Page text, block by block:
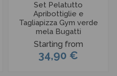
Set Pelatutto
Apribottiglie e
Tagliapizza Gym verde
mela Bugatti
Starting from
34,90 €